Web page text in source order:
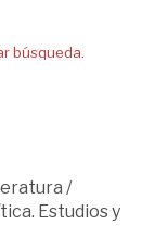
búsqueda.
/
Estudios y